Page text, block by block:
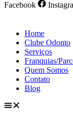
Facebook
Home
Clube Odonto
Serviços
Franquias/
Quem Somos
Contato
Blog